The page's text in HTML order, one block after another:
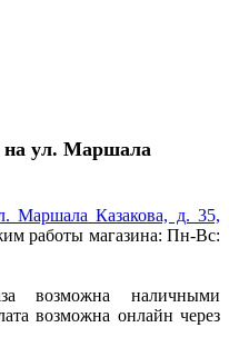
на ул. Маршала
Маршала Казакова, д. 35,
работы магазина: Пн-Вс:
возможна наличными
возможна онлайн через